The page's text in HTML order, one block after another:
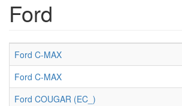
Ford
Ford C-MAX
Ford C-MAX
Ford COUGAR (EC_)